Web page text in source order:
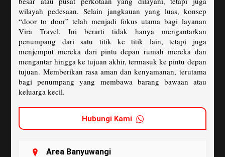
wilayah pedesaan. Selain jangkauan yang luas, konsep
“door to door” telah menjadi fokus utama bagi layanan
Vira Travel. Ini berarti tidak hanya mengantarkan
penumpang dari satu titik ke titik lain, tetapi juga
menjemput mereka dari pintu depan rumah mereka dan
mengantar hingga ke tujuan akhir, termasuk ke pintu depan
tujuan. Memberikan rasa aman dan kenyamanan, terutama
bagi penumpang yang membawa barang bawaan atau
keluarga kecil.
Hubungi Kami
Area Banyuwangi